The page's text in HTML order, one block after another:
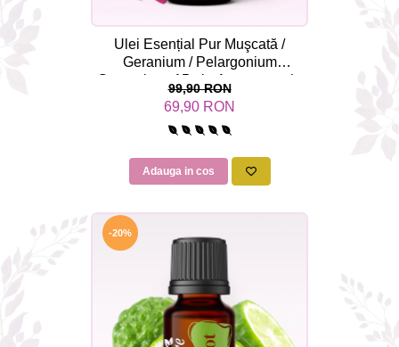
Ulei Esențial Pur Muşcată /
Geranium / Pelargonium
Graveolens 15ml - Aromaterapie
Sigura | nJoy Nature
99,90 RON
69,90 RON
Adauga in cos
-20%